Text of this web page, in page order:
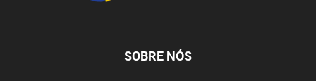
SOBRE NÓS